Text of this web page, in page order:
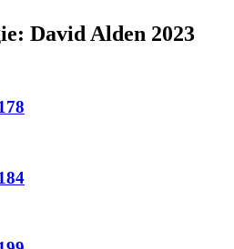
David Alden 2023